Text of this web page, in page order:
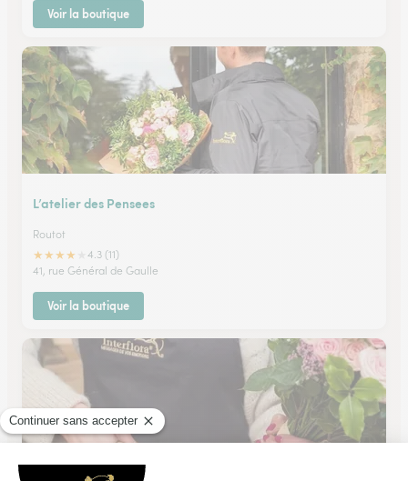
Voir la boutique
L’atelier des Pensees
Routot
★★★★
4.3 (11)
41, rue Général de Gaulle
Voir la boutique